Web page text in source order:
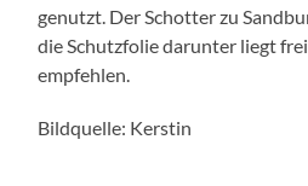
genutzt. Der Schotter zu
die Schutzfolie darunter liegt
empfehlen.
Bildquelle: Kerstin